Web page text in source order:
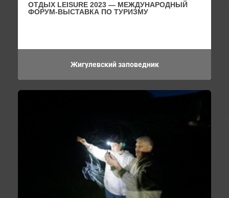
ОТДЫХ LEISURE 2023 — МЕЖДУНАРОДНЫЙ
ФОРУМ-ВЫСТАВКА ПО ТУРИЗМУ
Жигулевский заповедник